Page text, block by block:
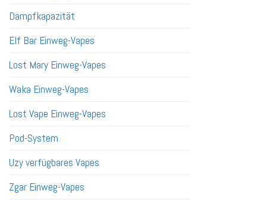
Dampfkapazität
Elf Bar Einweg-Vapes
Lost Mary Einweg-Vapes
Waka Einweg-Vapes
Lost Vape Einweg-Vapes
Pod-System
Uzy verfügbares Vapes
Zgar Einweg-Vapes